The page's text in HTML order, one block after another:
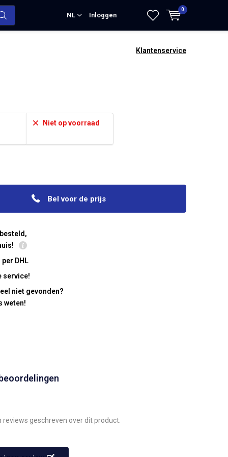
NL Inloggen
0
Klantenservice
Niet op voorraad
Bel voor de prijs
DHL
service!
niet gevonden?
weten!
reviews geschreven over dit product.